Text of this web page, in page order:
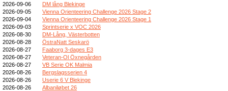
2026-09-06
DM lång Blekinge
2026-09-05
Vienna Orienteering Challenge 2026 Stage 2
2026-09-04
Vienna Orienteering Challenge 2026 Stage 1
2026-09-03
Sprintserie x VOC 2026
2026-08-30
DM-Lång, Västerbotten
2026-08-28
ÖstraNatt Seskarö
2026-08-27
Faaborg 3-dages E3
2026-08-27
Veteran-Ol Öxnegården
2026-08-27
VB Serie OK Malmia
2026-08-26
Bergslagsserien 4
2026-08-26
Userie 6 V Blekinge
2026-08-26
Albaniløbet 26